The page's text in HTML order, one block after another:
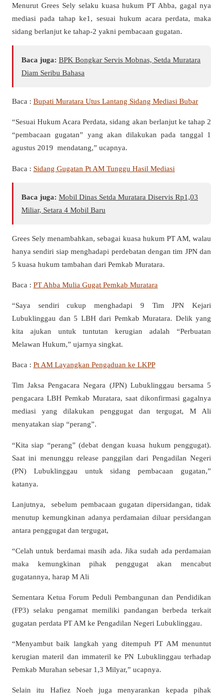
Menurut Grees Sely selaku kuasa hukum PT Ahba, gagal nya
mediasi pada tahap ke1, sesuai hukum acara perdata, maka
sidang berlanjut ke tahap-2 yakni pembacaan gugatan.
Baca juga: BPK Bongkar Servis Mobnas, Setda Muratara
Diam Seribu Bahasa
Baca : Bupati Muratara Utus Lantang Sidang Mediasi Bubar
“Sesuai Hukum Acara Perdata, sidang akan berlanjut ke tahap 2
“pembacaan gugatan” yang akan dilakukan pada tanggal 1
agustus 2019 mendatang,” ucapnya.
Baca : Sidang Gugatan Pt AM Tunggu Hasil Mediasi
Baca juga: Mobil Dinas Setda Muratara Diservis Rp1,03
Miliar, Setara 4 Mobil Baru
Grees Sely menambahkan, sebagai kuasa hukum PT AM, walau
hanya sendiri siap menghadapi perdebatan dengan tim JPN dan
5 kuasa hukum tambahan dari Pemkab Muratara.
Baca : PT Ahba Mulia Gugat Pemkab Muratara
“Saya sendiri cukup menghadapi 9 Tim JPN Kejari
Lubuklinggau dan 5 LBH dari Pemkab Muratara. Delik yang
kita ajukan untuk tuntutan kerugian adalah “Perbuatan
Melawan Hukum,” ujarnya singkat.
Baca : Pt AM Layangkan Pengaduan ke LKPP
Tim Jaksa Pengacara Negara (JPN) Lubuklinggau bersama 5
pengacara LBH Pemkab Muratara, saat dikonfirmasi gagalnya
mediasi yang dilakukan penggugat dan tergugat, M Ali
menyatakan siap “perang”.
“Kita siap “perang” (debat dengan kuasa hukum penggugat).
Saat ini menunggu release panggilan dari Pengadilan Negeri
(PN) Lubuklinggau untuk sidang pembacaan gugatan,”
katanya.
Lanjutnya, sebelum pembacaan gugatan dipersidangan, tidak
menutup kemungkinan adanya perdamaian diluar persidangan
antara penggugat dan tergugat,
“Celah untuk berdamai masih ada. Jika sudah ada perdamaian
maka kemungkinan pihak penggugat akan mencabut
gugatannya, harap M Ali
Sementara Ketua Forum Peduli Pembangunan dan Pendidikan
(FP3) selaku pengamat memiliki pandangan berbeda terkait
gugatan perdata PT AM ke Pengadilan Negeri Lubuklinggau.
“Menyambut baik langkah yang ditempuh PT AM menuntut
kerugian materil dan immateril ke PN Lubuklinggau terhadap
Pemkab Murahan sebesar 1,3 Milyar,” ucapnya.
Selain itu Hafiez Noeh juga menyarankan kepada pihak